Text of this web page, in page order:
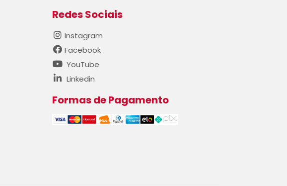
Redes Sociais
Instagram
Facebook
YouTube
Linkedin
Formas de Pagamento